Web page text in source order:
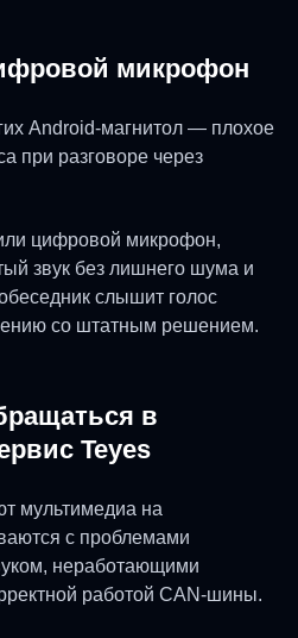
микрофон
Android-магнитол — плохое
при разговоре через
цифровой микрофон,
звук без лишнего шума и
слышит голос
со штатным решением.
в
Teyes
мультимедиа на
с проблемами
неработающими
работой CAN-шины.